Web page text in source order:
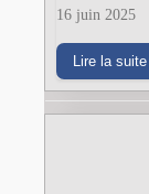
16 juin 2025
Lire la suite